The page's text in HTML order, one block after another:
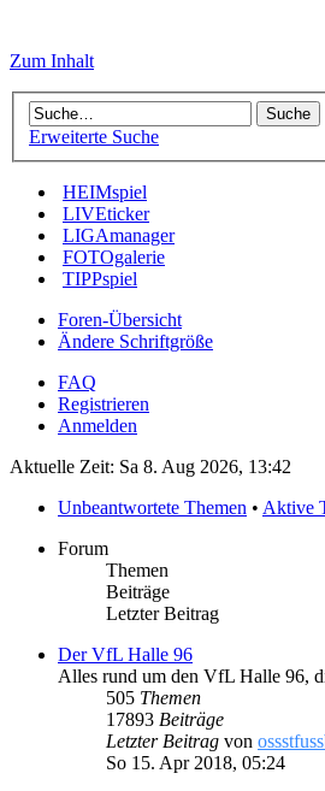
Zum Inhalt
Erweiterte Suche
HEIMspiel
LIVEticker
LIGAmanager
FOTOgalerie
TIPPspiel
Foren-Übersicht
Ändere Schriftgröße
FAQ
Registrieren
Anmelden
Aktuelle Zeit: Sa 8. Aug 2026, 13:42
Unbeantwortete Themen • Aktive
Forum
Themen
Beiträge
Letzter Beitrag
Der VfL Halle 96
Alles rund um den VfL Halle 96,
505 Themen
17893 Beiträge
Letzter Beitrag von
So 15. Apr 2018, 05:24